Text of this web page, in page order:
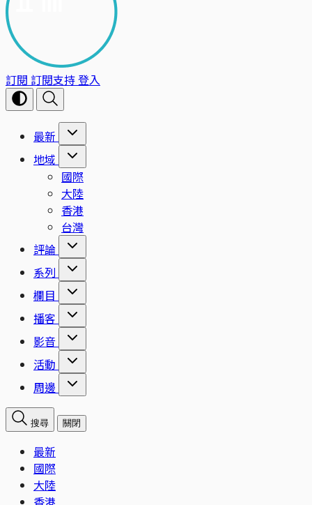
訂閱 訂閱支持登入
最新
地域
國際
大陸
香港
台灣
評論
系列
欄目
播客
影音
活動
周邊
搜尋 關閉
最新
國際
大陸
香港